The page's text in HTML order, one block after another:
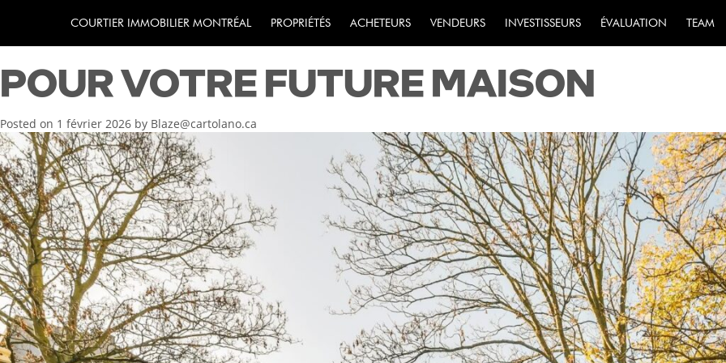
COURTIER IMMOBILIER MONTRÉAL PROPRIÉTÉS ACHETEURS VENDEURS INVESTISSEURS ÉVALUATION TEAM
MONTRÉAL : COMMENT CHOISIR LE
POUR VOTRE FUTURE MAISON
Posted on 1 février 2026 by Blaze@cartolano.ca